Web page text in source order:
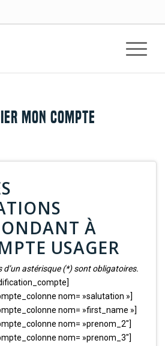
mon compte
À
USAGER
d’un astérisque (*) sont obligatoires.
nom= »salutation »]
nom= »first_name »]
nom= »prenom_2″]
nom= »prenom_3″]